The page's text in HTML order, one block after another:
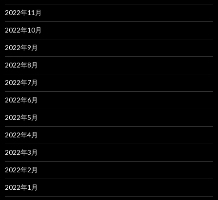
2022年11月
2022年10月
2022年9月
2022年8月
2022年7月
2022年6月
2022年5月
2022年4月
2022年3月
2022年2月
2022年1月